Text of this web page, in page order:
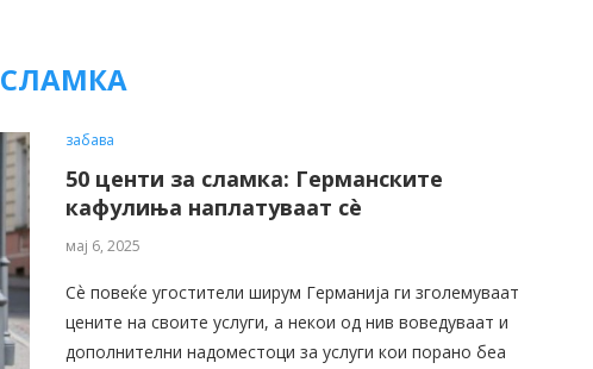
СЛАМКА
забава
50 центи за сламка: Германските
кафулиња наплатуваат сѐ
мај 6, 2025
Сѐ повеќе угостители ширум Германија ги зголемуваат
цените на своите услуги, а некои од нив воведуваат и
дополнителни надоместоци за услуги кои порано беа